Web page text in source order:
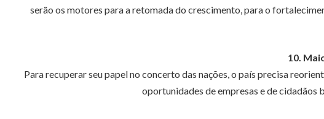
serão os motores para a retomada do crescimento, para o
10.
Para recuperar seu papel no concerto das nações, o país precisa
oportunidades de empresas e de cidadãos